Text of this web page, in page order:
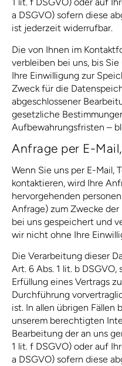
a DSGVO) sofern diese
ist jederzeit widerrufbar.
Die von Ihnen im
verbleiben bei uns, bis
Ihre Einwilligung zur
Zweck für die
abgeschlossener
gesetzliche
Aufbewahrungsfristen –
Anfrage per E-
Wenn Sie uns per E-Mail,
kontaktieren, wird Ihre
hervorgehenden
Anfrage) zum Zwecke
bei uns gespeichert und
wir nicht ohne Ihre
Die Verarbeitung dieser
Art. 6 Abs. 1 lit. b
Erfüllung eines Vertrags
Durchführung
ist. In allen übrigen Fällen
unserem berechtigten
Bearbeitung der an uns
1 lit. f DSGVO) oder auf
a DSGVO) sofern diese